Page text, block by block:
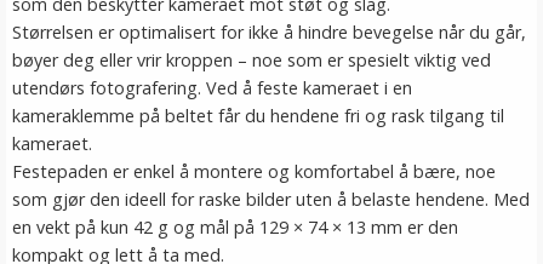
Størrelsen er optimalisert for ikke å hindre bevegelse når du går,
bøyer deg eller vrir kroppen – noe som er spesielt viktig ved
utendørs fotografering. Ved å feste kameraet i en
kameraklemme på beltet får du hendene fri og rask tilgang til
kameraet.
Festepaden er enkel å montere og komfortabel å bære, noe
som gjør den ideell for raske bilder uten å belaste hendene. Med
en vekt på kun 42 g og mål på 129 × 74 × 13 mm er den
kompakt og lett å ta med.